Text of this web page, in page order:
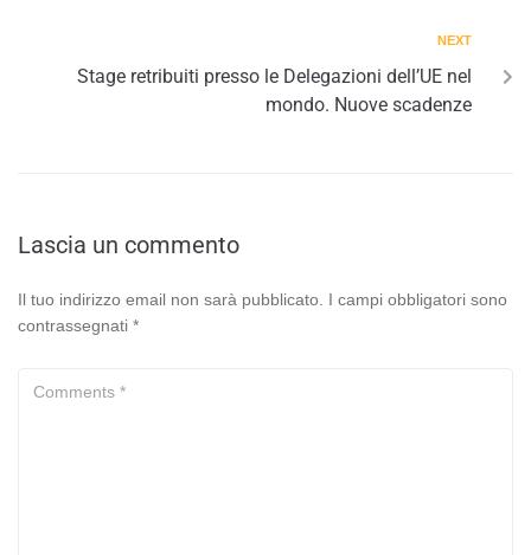
NEXT
Stage retribuiti presso le Delegazioni dell’UE nel
mondo. Nuove scadenze
Lascia un commento
Il tuo indirizzo email non sarà pubblicato. I campi obbligatori sono
contrassegnati *